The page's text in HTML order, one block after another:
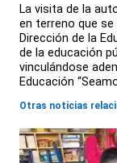
La visita de la
en terreno que
Dirección de la
de la educación
vinculándose
Educación
Otras noticias